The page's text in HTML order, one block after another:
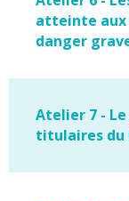
atteinte aux
danger
Atelier 7 -
titulaires du